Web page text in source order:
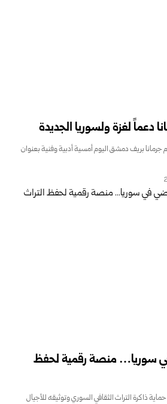
دعماً لغزة ولسوريا الجديدة
بريف دمشق اليوم أمسية أدبية وفنية بعنوان
سوريا… منصة رقمية لحفظ
ذاكرة التراث الثقافي السوري وتوثيقه للأجيال